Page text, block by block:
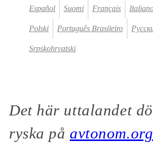
Español Suomi Français
Polski Português Brasileiro
Srpskohrvatski
Det här uttalandet
ryska på avtonom.org